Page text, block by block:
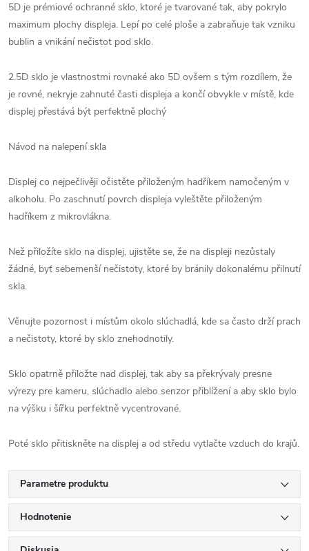
5D je prémiové ochranné sklo, ktoré je tvarované tak, aby pokrylo
maximum plochy displeja. Lepí po celé ploše a zabraňuje tak vzniku
bublin a vnikání nečistot pod sklo.
2.5D sklo je vlastnostmi rovnaké ako 5D ovšem s tým rozdílem, že
je rovné, nekryje zahnuté časti displeja a končí obvykle v místě, kde
displej přestává být perfektně plochý
Návod na nalepení skla
Displej co nejpečlivěji očistěte přiloženým hadříkem namočeným v
alkoholu. Po zaschnutí povrch displeja vyleštěte přiloženým
hadříkem z mikrovlákna.
Než přiložíte sklo na displej, ujistěte se, že na displeji nezůstaly
žádné, byť sebemenší nečistoty, ktoré by bránily dokonalému přilnutí
skla.
Věnujte pozornost i místům okolo slúchadlá, kde sa často drží prach
a nečistoty, ktoré by sklo znehodnotily.
Sklo opatrně přiložte nad displej, tak aby sa překrývaly presne
výrezy pre kameru, slúchadlo alebo senzor přiblížení a aby sklo bylo
na výšku i šířku perfektně vycentrované.
Poté sklo přitiskněte na displej a od středu vytlačte vzduch do krajů.
Parametre produktu
Hodnotenie